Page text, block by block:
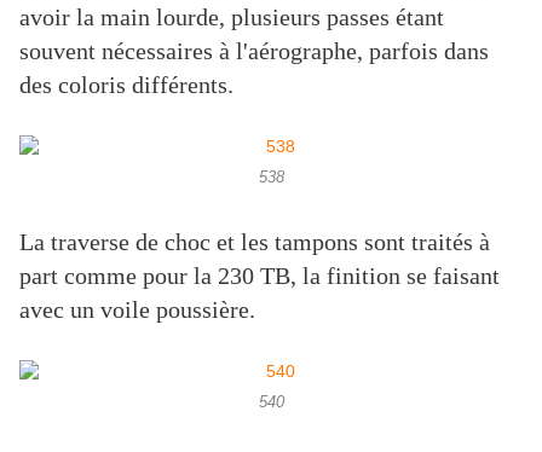
avoir la main lourde, plusieurs passes étant
souvent nécessaires à l'aérographe, parfois dans
des coloris différents.
538
La traverse de choc et les tampons sont traités à
part comme pour la 230 TB, la finition se faisant
avec un voile poussière.
540